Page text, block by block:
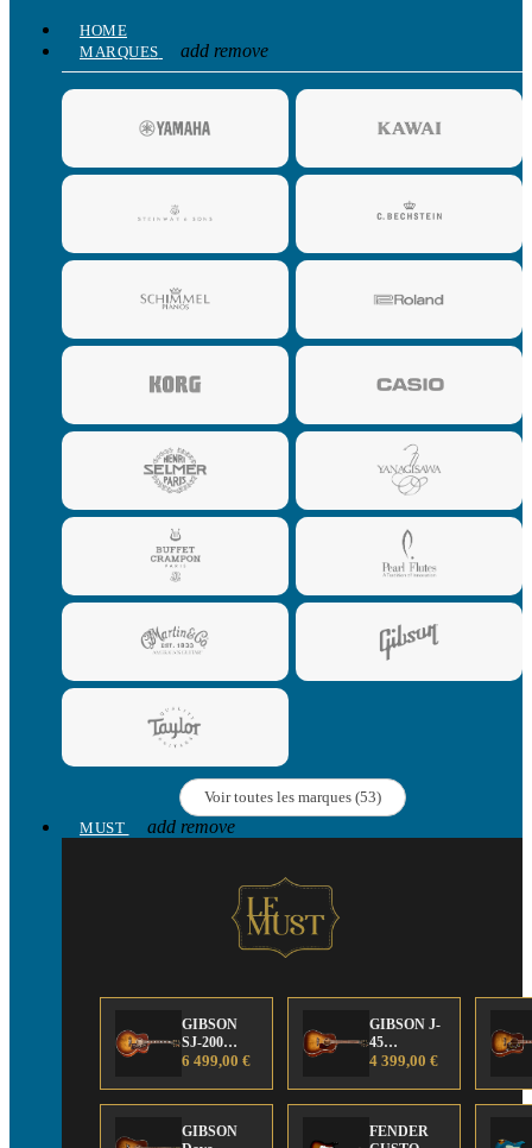
HOME
MARQUES
add remove
Voir toutes les marques (53)
MUST
add remove
GIBSON
SJ-200
Anniversary
Edition
6 499,00 €
GIBSON J-
45
Anniversary
Edition
4 399,00 €
GIBSON
FENDER